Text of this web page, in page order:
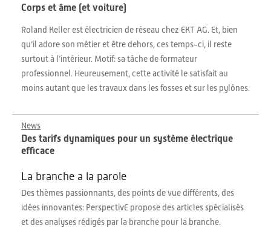
Corps et âme (et voiture)
Roland Keller est électricien de réseau chez EKT AG. Et, bien
qu’il adore son métier et être dehors, ces temps-ci, il reste
surtout à l’intérieur. Motif: sa tâche de formateur
professionnel. Heureusement, cette activité le satisfait au
moins autant que les travaux dans les fosses et sur les pylônes.
News
Des tarifs dynamiques pour un système électrique
efficace
La branche a la parole
Des thèmes passionnants, des points de vue différents, des
idées innovantes: PerspectivE propose des articles spécialisés
et des analyses rédigés par la branche pour la branche.